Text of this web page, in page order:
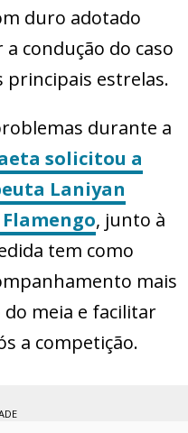
duro adotado
condução do caso
principais estrelas.
durante a
solicitou a
Laniyan
, junto à
tem como
mais
meia e facilitar
a competição.